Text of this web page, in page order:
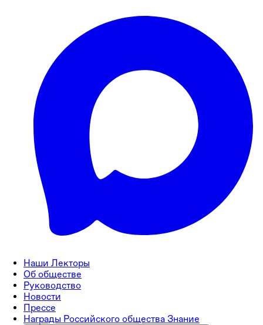
Наши Лекторы
Об обществе
Руководство
Новости
Прессе
Награды Российского общества Знание